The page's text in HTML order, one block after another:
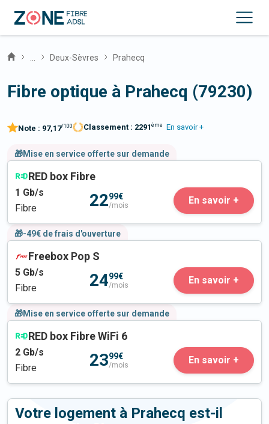
Deux-Sèvres Prahecq
Fibre optique à Prahecq (79230)
Note : 97,17/100 Classement : 2291 ème En savoir +
🎁Mise en service offerte sur demande
RED box Fibre
1 Gb/s
Fibre
2299€
/mois En savoir +
🎁-49€ de frais d'ouverture
Freebox Pop S
5 Gb/s
Fibre
2499€
/mois En savoir +
🎁Mise en service offerte sur demande
RED box Fibre WiFi 6
2 Gb/s
Fibre
2399€
/mois En savoir +
Votre logement à Prahecq est-il